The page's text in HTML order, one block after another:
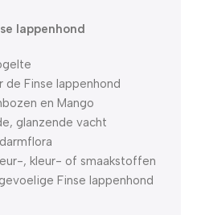
lappenhond
de Finse lappenhond
en Mango
glanzende vacht
, kleur- of smaakstoffen
Finse lappenhond